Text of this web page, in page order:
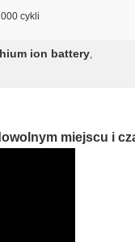
cykli
ion battery,
miejscu i